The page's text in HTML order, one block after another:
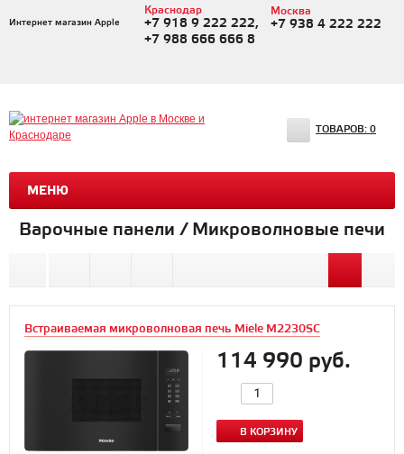
Интернет магазин Apple
Краснодар
+7 918 9 222 222,
+7 988 666 666 8
Москва
+7 938 4 222 222
МЕНЮ
ТОВАРОВ: 0
Варочные панели / Микроволновые печи
Встраиваемая микроволновая печь Miele M2230SC
114 990 руб.
В КОРЗИНУ